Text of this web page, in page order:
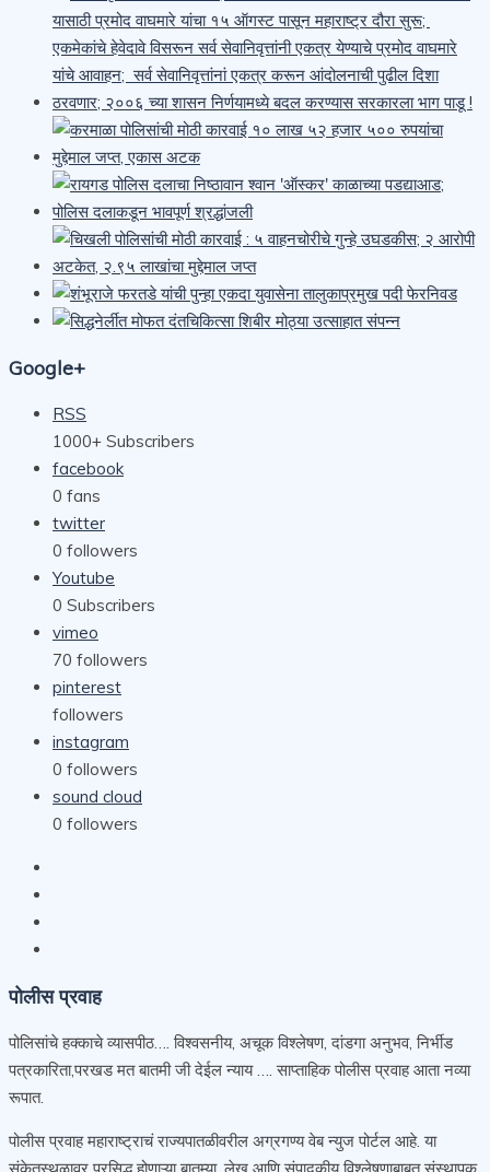
Google+
RSS
1000+ Subscribers
facebook
0 fans
twitter
0 followers
Youtube
0 Subscribers
vimeo
70 followers
pinterest
followers
instagram
0 followers
sound cloud
0 followers
पोलीस प्रवाह
पोलिसांचे हक्काचे व्यासपीठ…. विश्वसनीय, अचूक विश्लेषण, दांडगा अनुभव, निर्भीड
पत्रकारिता,परखड मत बातमी जी देईल न्याय …. साप्ताहिक पोलीस प्रवाह आता नव्या
रूपात.
पोलीस प्रवाह महाराष्ट्राचं राज्यपातळीवरील अग्रगण्य वेब न्युज पोर्टल आहे. या